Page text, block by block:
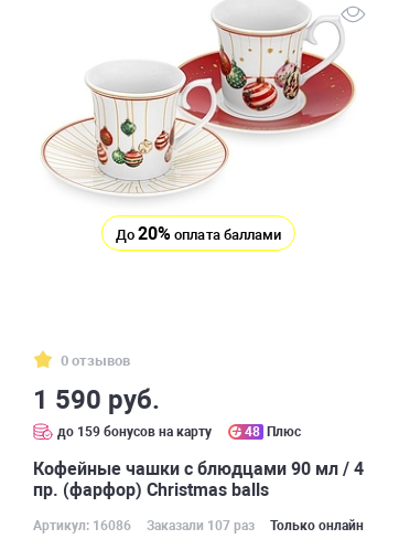
До20% оплата баллами
0 отзывов
1 590 руб.
до 159 бонусов на карту 48 Плюс
Кофейные чашки с блюдцами 90 мл / 4
пр. (фарфор) Christmas balls
Артикул: 16086 Заказали 107 раз Только онлайн